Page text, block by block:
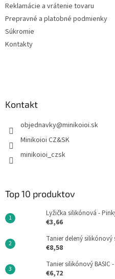
Reklamácie a vrátenie tovaru
Prepravné a platobné podmienky
Súkromie
Kontakty
Kontakt
objednavky@minikoioi.sk
Minikoioi CZ&SK
minikoioi_czsk
Top 10 produktov
Lyžička silikónová -
€3,66
Tanier delený silikónový
€8,58
Tanier silikónový BASIC
€6,72